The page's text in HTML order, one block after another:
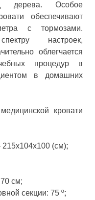
дерева. Особое
обеспечивают
с тормозами.
настроек,
облегчается
процедур в
в домашних
кровати
(см);
см;
секции: 75 º;